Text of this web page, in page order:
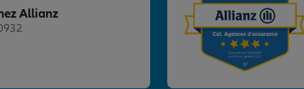
Allianz